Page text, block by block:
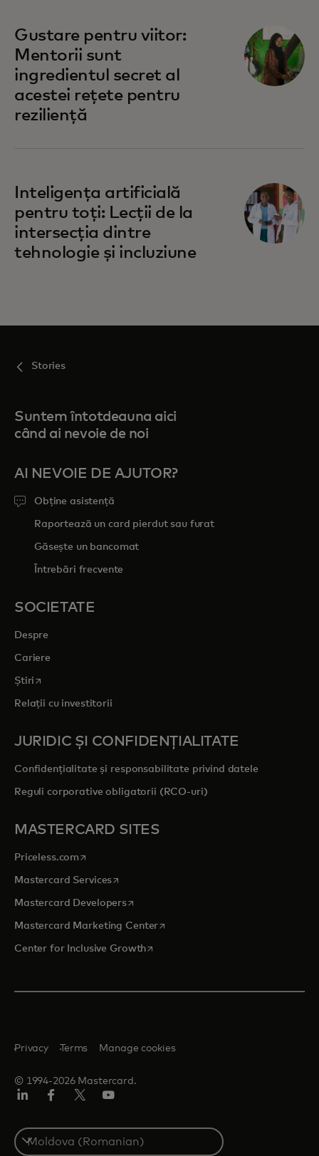
Gustare pentru viitor:
Mentorii sunt
ingredientul secret al
acestei rețete pentru
reziliență
Inteligența artificială
pentru toți: Lecții de la
intersecția dintre
tehnologie și incluziune
Stories
Suntem întotdeauna aici
când ai nevoie de noi
AI NEVOIE DE AJUTOR?
Obține asistență
Raportează un card pierdut sau furat
Găsește un bancomat
Întrebări frecvente
SOCIETATE
Despre
Cariere
Știri opens in a new tab
Relații cu investitorii
JURIDIC ȘI CONFIDENȚIALITATE
Confidențialitate și responsabilitate privind datele
Reguli corporative obligatorii (RCO-uri)
MASTERCARD SITES
Priceless.com opens in a new tab
Mastercard Servicesopens in a new tab
Mastercard Developersopens in a new tab
Mastercard Marketing Centeropens in a new tab
Center for Inclusive Growthopens in a new tab
© 1994-2026 Mastercard.
Privacy Terms Manage cookies
Select
a